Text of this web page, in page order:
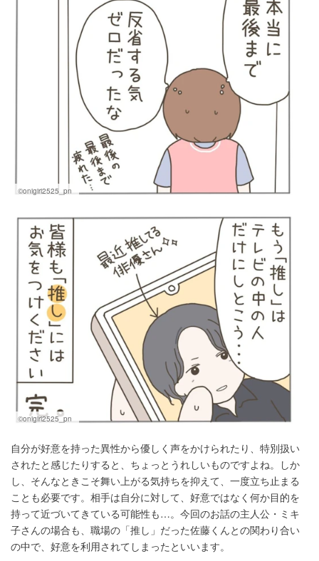
©onigiri2525_pn
©onigiri2525_pn
自分が好意を持った異性から優しく声をかけられたり、特別扱い
されたと感じたりすると、ちょっとうれしいものですよね。しか
し、そんなときこそ舞い上がる気持ちを抑えて、一度立ち止まる
ことも必要です。相手は自分に対して、好意ではなく何か目的を
持って近づいてきている可能性も…。今回のお話の主人公・ミキ
子さんの場合も、職場の「推し」だった佐藤くんとの関わり合い
の中で、好意を利用されてしまったといいます。